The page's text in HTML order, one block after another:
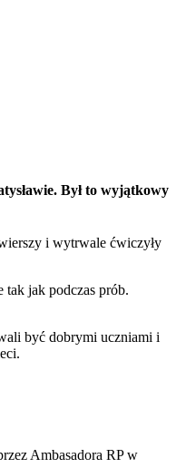
Był to wyjątkowy
i wytrwale ćwiczyły
tak jak podczas prób.
być dobrymi uczniami i
Ambasadora RP w